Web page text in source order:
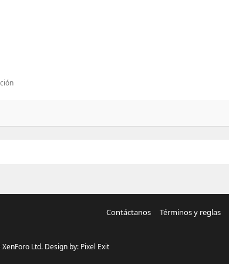
Contáctanos Términos y reglas
Ltd. Design by: Pixel Exit